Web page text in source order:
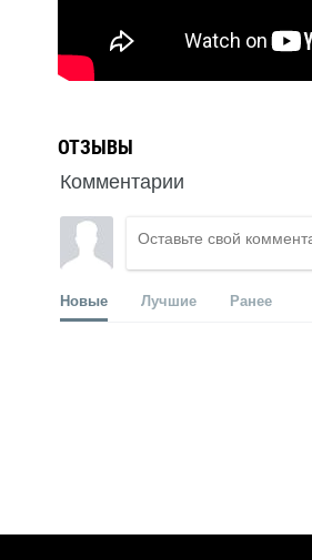
ОТЗЫВЫ
Комментарии
Новые Лучшие Ранее